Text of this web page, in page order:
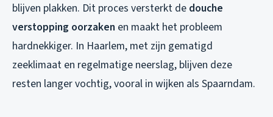
blijven plakken. Dit proces versterkt de douche
verstopping oorzaken en maakt het probleem
hardnekkiger. In Haarlem, met zijn gematigd
zeeklimaat en regelmatige neerslag, blijven deze
resten langer vochtig, vooral in wijken als Spaarndam.